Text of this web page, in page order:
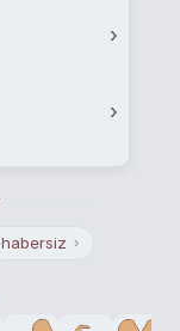
›
›
habersiz ›